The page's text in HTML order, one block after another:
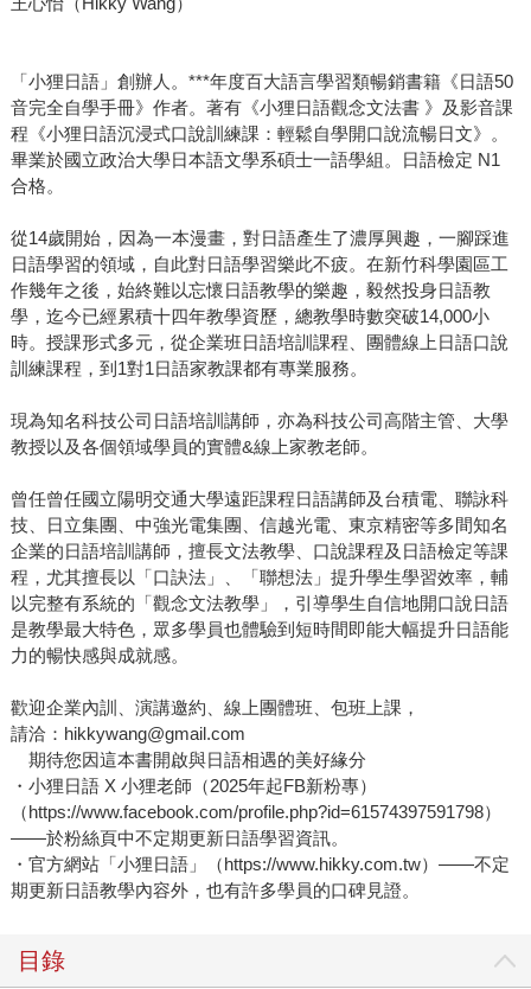
「小狸日語」創辦人。***年度百大語言學習類暢銷書籍《日語50
音完全自學手冊》作者。著有《小狸日語觀念文法書 》及影音課
程《小狸日語沉浸式口說訓練課：輕鬆自學開口說流暢日文》。
畢業於國立政治大學日本語文學系碩士一語學組。日語檢定 N1
合格。
從14歲開始，因為一本漫畫，對日語產生了濃厚興趣，一腳踩進
日語學習的領域，自此對日語學習樂此不疲。在新竹科學園區工
作幾年之後，始終難以忘懷日語教學的樂趣，毅然投身日語教
學，迄今已經累積十四年教學資歷，總教學時數突破14,000小
時。授課形式多元，從企業班日語培訓課程、團體線上日語口說
訓練課程，到1對1日語家教課都有專業服務。
現為知名科技公司日語培訓講師，亦為科技公司高階主管、大學
教授以及各個領域學員的實體&線上家教老師。
曾任曾任國立陽明交通大學遠距課程日語講師及台積電、聯詠科
技、日立集團、中強光電集團、信越光電、東京精密等多間知名
企業的日語培訓講師，擅長文法教學、口說課程及日語檢定等課
程，尤其擅長以「口訣法」、「聯想法」提升學生學習效率，輔
以完整有系統的「觀念文法教學」，引導學生自信地開口說日語
是教學最大特色，眾多學員也體驗到短時間即能大幅提升日語能
力的暢快感與成就感。
歡迎企業內訓、演講邀約、線上團體班、包班上課，
請洽：hikkywang@gmail.com
期待您因這本書開啟與日語相遇的美好緣分
・小狸日語 X 小狸老師（2025年起FB新粉專）
（https://www.facebook.com/profile.php?id=61574397591798）
——於粉絲頁中不定期更新日語學習資訊。
・官方網站「小狸日語」（https://www.hikky.com.tw）——不定
期更新日語教學內容外，也有許多學員的口碑見證。
目錄